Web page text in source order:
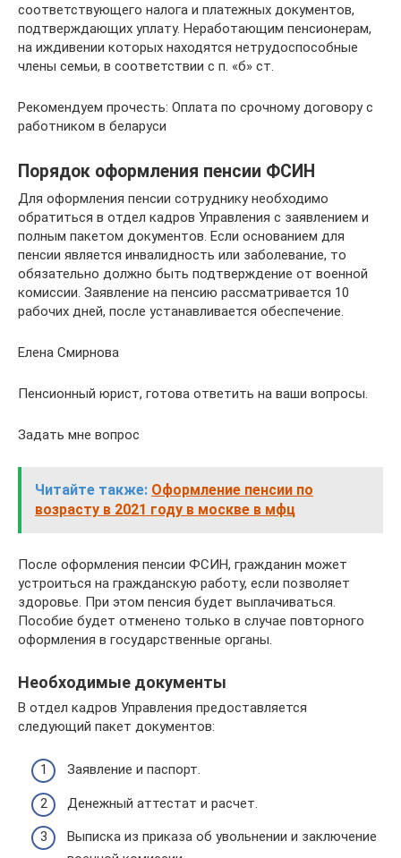
соответствующего налога и платежных документов,
подтверждающих уплату. Неработающим пенсионерам,
на иждивении которых находятся нетрудоспособные
члены семьи, в соответствии с п. «б» ст.
Рекомендуем прочесть: Оплата по срочному договору с
работником в беларуси
Порядок оформления пенсии ФСИН
Для оформления пенсии сотруднику необходимо
обратиться в отдел кадров Управления с заявлением и
полным пакетом документов. Если основанием для
пенсии является инвалидность или заболевание, то
обязательно должно быть подтверждение от военной
комиссии. Заявление на пенсию рассматривается 10
рабочих дней, после устанавливается обеспечение.
Елена Смирнова
Пенсионный юрист, готова ответить на ваши вопросы.
Задать мне вопрос
Читайте также: Оформление пенсии по
возрасту в 2021 году в москве в мфц
После оформления пенсии ФСИН, гражданин может
устроиться на гражданскую работу, если позволяет
здоровье. При этом пенсия будет выплачиваться.
Пособие будет отменено только в случае повторного
оформления в государственные органы.
Необходимые документы
В отдел кадров Управления предоставляется
следующий пакет документов:
Заявление и паспорт.
Денежный аттестат и расчет.
Выписка из приказа об увольнении и заключение